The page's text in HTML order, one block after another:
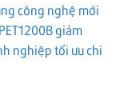
công nghệ mới
giảm
nghiệp tối ưu chi